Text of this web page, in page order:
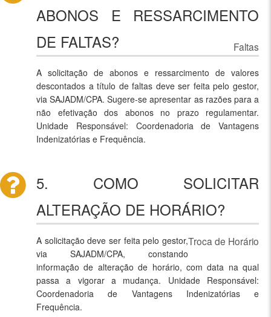
ABONOS E RESSARCIMENTO
DE FALTAS?
Faltas
A solicitação de abonos e ressarcimento de valores
descontados a título de faltas deve ser feita pelo gestor,
via SAJADM/CPA. Sugere-se apresentar as razões para a
não efetivação dos abonos no prazo regulamentar.
Unidade Responsável: Coordenadoria de Vantagens
Indenizatórias e Frequência.
5. COMO SOLICITAR
ALTERAÇÃO DE HORÁRIO?
Troca de Horário
A solicitação deve ser feita pelo gestor,
via SAJADM/CPA, constando
informação de alteração de horário, com data na qual
passa a vigorar a mudança. Unidade Responsável:
Coordenadoria de Vantagens Indenizatórias e
Frequência.